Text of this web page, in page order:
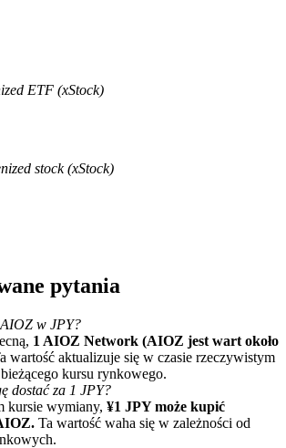
ETF (xStock)
stock (xStock)
pytania
w JPY?
1 AIOZ Network (AIOZ jest wart około
wartość aktualizuje się w czasie rzeczywistym
kursu rynkowego.
dostać za 1 JPY?
kursie wymiany, ¥1 JPY może kupić
Ta wartość waha się w zależności od